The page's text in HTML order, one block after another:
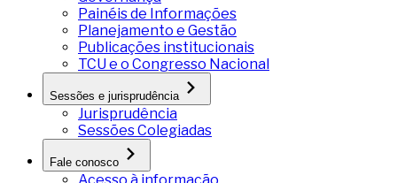
Painéis de Informações
Planejamento e Gestão
Publicações institucionais
TCU e o Congresso Nacional
Sessões e jurisprudência
Jurisprudência
Sessões Colegiadas
Fale conosco